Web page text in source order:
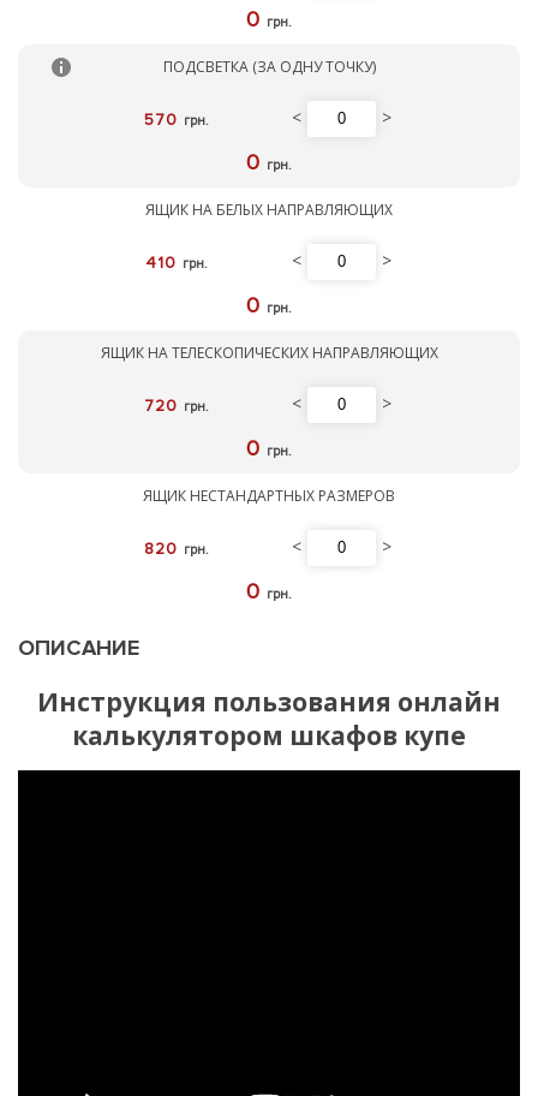
0 грн.
ПОДСВЕТКА (ЗА ОДНУ ТОЧКУ)
570 грн. < >
0 грн.
ЯЩИК НА БЕЛЫХ НАПРАВЛЯЮЩИХ
410 грн. < >
0 грн.
ЯЩИК НА ТЕЛЕСКОПИЧЕСКИХ НАПРАВЛЯЮЩИХ
720 грн. < >
0 грн.
ЯЩИК НЕСТАНДАРТНЫХ РАЗМЕРОВ
820 грн. < >
0 грн.
ОПИСАНИЕ
Инструкция пользования онлайн
калькулятором шкафов купе